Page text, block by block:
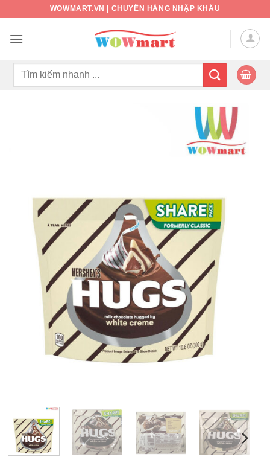
nội
WOWMART.VN | CHUYÊN HÀNG NHẬP KHẨU
Tìm